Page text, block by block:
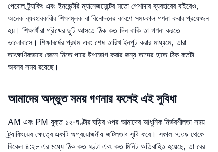
পেরোল ট্র্যাকিং এবং ইনভেন্টরি ম্যানেজমেন্টের মতো পেশাদার ব্যবহারের বাইরেও,
অনেক ব্যবহারকারীর শিক্ষামূলক বা বিনোদনের কারণে সময়কাল গণনা করার প্রয়োজন
হয়। শিক্ষার্থীরা গ্রীষ্মের ছুটি আসতে ঠিক কত দিন বাকি তা গণনা করতে
ভালোবাসে। শিক্ষাবর্ষের প্রথম এবং শেষ তারিখ ইনপুট করার মাধ্যমে, তারা
তাৎক্ষণিকভাবে জেনে নিতে পারে উপভোগ করার জন্য তাদের হাতে ঠিক কতটা
অবসর সময় রয়েছে।
আমাদের অদ্ভুত সময় গণনার ফলেই এই সুবিধা
AM এবং PM যুক্ত ১২-ঘণ্টার ঘড়ির ওপর আমাদের আধুনিক নির্ভরশীলতা সময়
ট্র্যাকিংয়ের ক্ষেত্রে একটি অপ্রয়োজনীয় জটিলতার সৃষ্টি করে। সকাল ৭:৩৯ থেকে
বিকেল ৪:২৮ এর মধ্যে ঠিক কত ঘণ্টা এবং কত মিনিট অতিবাহিত হয়েছে, তা বের